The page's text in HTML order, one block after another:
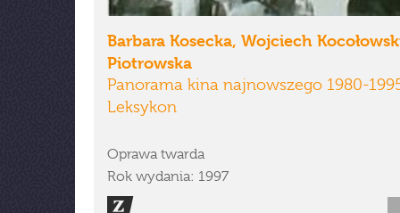
Barbara Kosecka, Wojciech
Piotrowska
Panorama kina najnowszego 1980-
Leksykon
Oprawa twarda
Rok wydania: 1997